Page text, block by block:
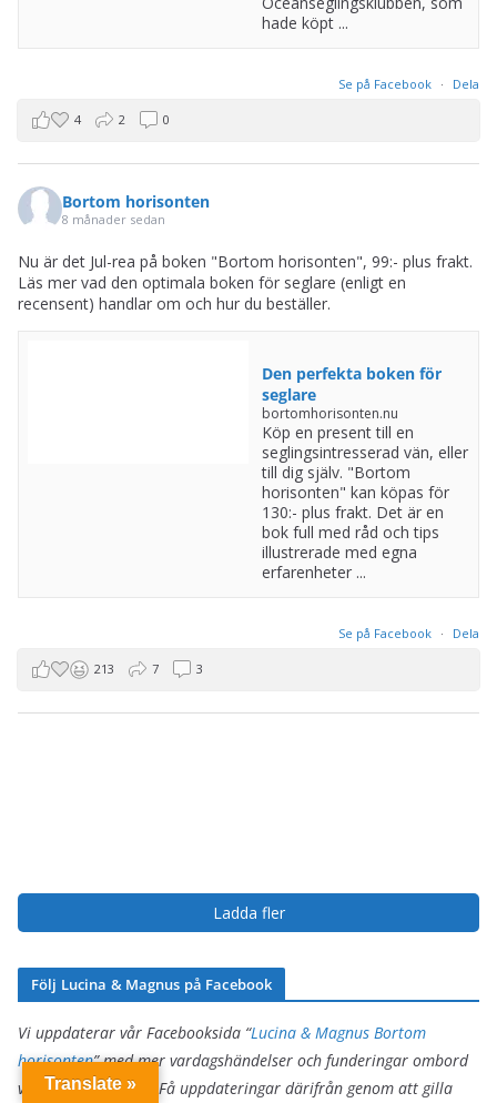
hade köpt ...
Se på Facebook · Dela
4 2 0
Bortom horisonten
8 månader sedan
Nu är det Jul-rea på boken "Bortom horisonten", 99:- plus frakt.
Läs mer vad den optimala boken för seglare (enligt en
recensent) handlar om och hur du beställer.
Den perfekta boken för
seglare
bortomhorisonten.nu
Köp en present till en
seglingsintresserad vän, eller
till dig själv. "Bortom
horisonten" kan köpas för
130:- plus frakt. Det är en
bok full med råd och tips
illustrerade med egna
erfarenheter ...
Se på Facebook · Dela
213 7 3
Ladda fler
Följ Lucina & Magnus på Facebook
Vi uppdaterar vår Facebooksida “Lucina & Magnus Bortom
horisonten” med mer vardagshändelser och funderingar ombord
vårt hem s/y Sarita. Få uppdateringar därifrån genom att gilla
Translate »